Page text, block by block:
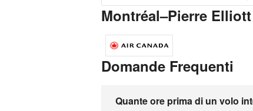
Montréal–Pierre
Domande Frequenti
Quante ore prima di un volo